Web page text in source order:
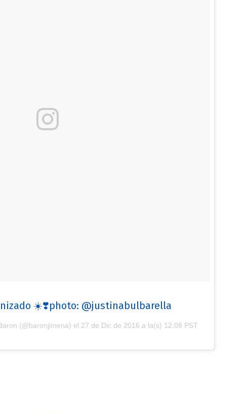
☀️❣️photo: @justinabulbarella
(@baronjimena) el 27 de Dic de 2016 a la(s) 12:08 PST